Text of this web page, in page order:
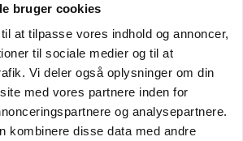
bruger cookies
at tilpasse vores indhold og annoncer,
til sociale medier og til at
Vi deler også oplysninger om din
med vores partnere inden for
og analysepartnere.
kombinere disse data med andre
pr. kg vokser: Polsk kylling